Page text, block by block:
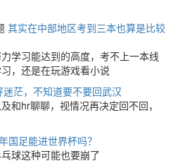
其实在中部地区考到三本也算是比较
学习能达到的高度，考不上一本线
，还是在玩游戏看小说
迷茫，不知道要不要回武汉
和hr聊聊，视情况再决定回不回，
国足能进世界杯吗？
球这种可能也要崩了